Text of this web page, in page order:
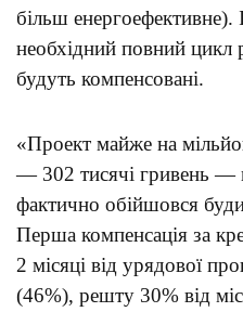
більш енергоефективне).
необхідний повний цикл
будуть компенсовані.
«Проект майже на
— 302 тисячі гривень —
фактично обійшовся
Перша компенсація за
2 місяці від урядової
(46%), решту 30% від